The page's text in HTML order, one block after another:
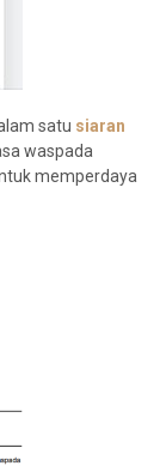
satu siaran
waspada
memperdaya